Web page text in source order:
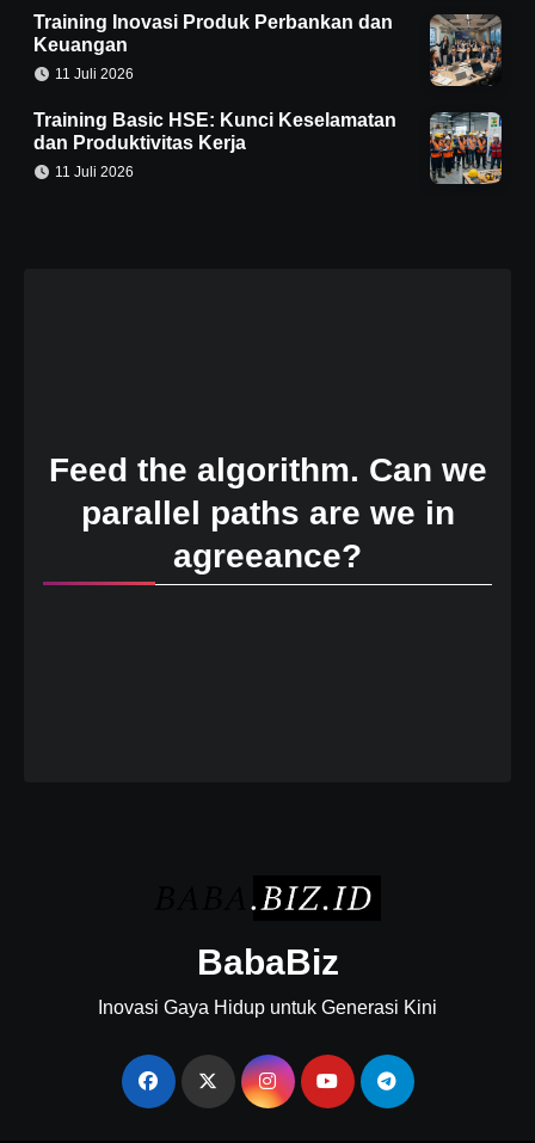
Training Inovasi Produk Perbankan dan
Keuangan
11 Juli 2026
Training Basic HSE: Kunci Keselamatan
dan Produktivitas Kerja
11 Juli 2026
Feed the algorithm. Can we
parallel paths are we in
agreeance?
BabaBiz
Inovasi Gaya Hidup untuk Generasi Kini